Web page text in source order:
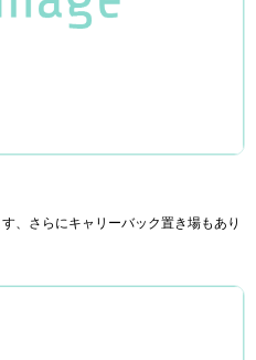
、さらにキャリーバック置き場もあり